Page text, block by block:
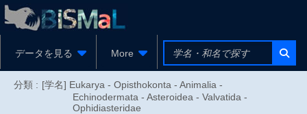
データを見る More
分類 : [学名] Eukarya - Opisthokonta - Animalia -
Echinodermata - Asteroidea - Valvatida -
Ophidiasteridae